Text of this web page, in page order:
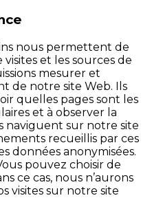
nous permettent de
et les sources de
mesurer et
de notre site Web. Ils
quelles pages sont les
et à observer la
naviguent sur notre site
recueillis par ces
données anonymisées.
pouvez choisir de
ce cas, nous n’aurons
visites sur notre site